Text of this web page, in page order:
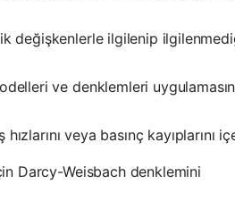
değişkenlerle ilgilenip
ve denklemleri
veya basınç kayıplarını
Darcy-Weisbach denklemini